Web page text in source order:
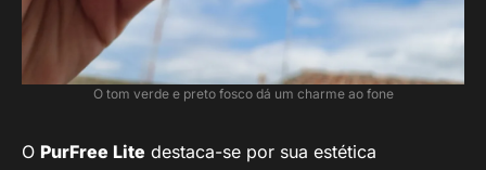
O tom verde e preto fosco dá um charme ao fone
O PurFree Lite destaca-se por sua estética